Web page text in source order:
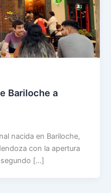
Bariloche a
nacida en Bariloche,
con la apertura
segundo […]